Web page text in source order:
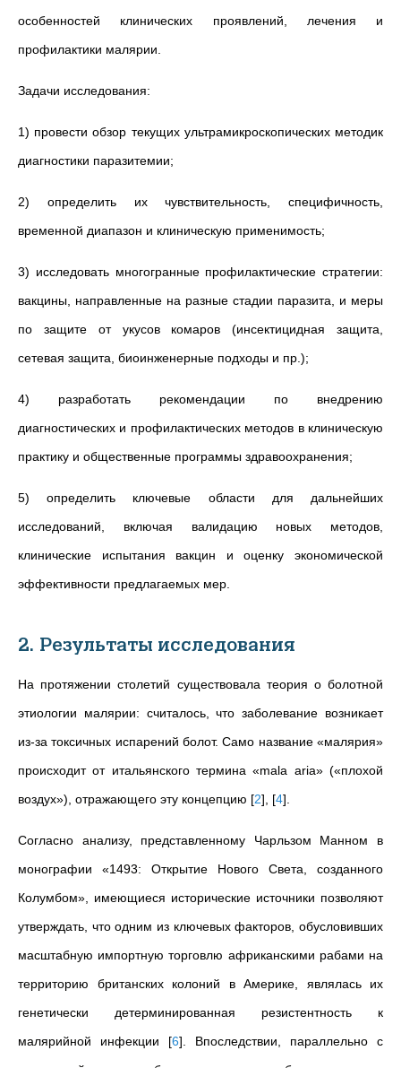
особенностей клинических проявлений, лечения и
профилактики малярии.
Задачи исследования:
1) провести обзор текущих ультрамикроскопических методик
диагностики паразитемии;
2) определить их чувствительность, специфичность,
временной диапазон и клиническую применимость;
3) исследовать многогранные профилактические стратегии:
вакцины, направленные на разные стадии паразита, и меры
по защите от укусов комаров (инсектицидная защита,
сетевая защита, биоинженерные подходы и пр.);
4) разработать рекомендации по внедрению
диагностических и профилактических методов в клиническую
практику и общественные программы здравоохранения;
5) определить ключевые области для дальнейших
исследований, включая валидацию новых методов,
клинические испытания вакцин и оценку экономической
эффективности предлагаемых мер.
2. Результаты исследования
На протяжении столетий существовала теория о болотной
этиологии малярии: считалось, что заболевание возникает
из-за токсичных испарений болот. Само название «малярия»
происходит от итальянского термина «mala aria» («плохой
воздух»), отражающего эту концепцию [2] [4]
Согласно анализу, представленному Чарльзом Манном в
монографии «1493: Открытие Нового Света, созданного
Колумбом», имеющиеся исторические источники позволяют
утверждать, что одним из ключевых факторов, обусловивших
масштабную импортную торговлю африканскими рабами на
территорию британских колоний в Америке, являлась их
генетически детерминированная резистентность к
малярийной инфекции [6] . Впоследствии, параллельно с